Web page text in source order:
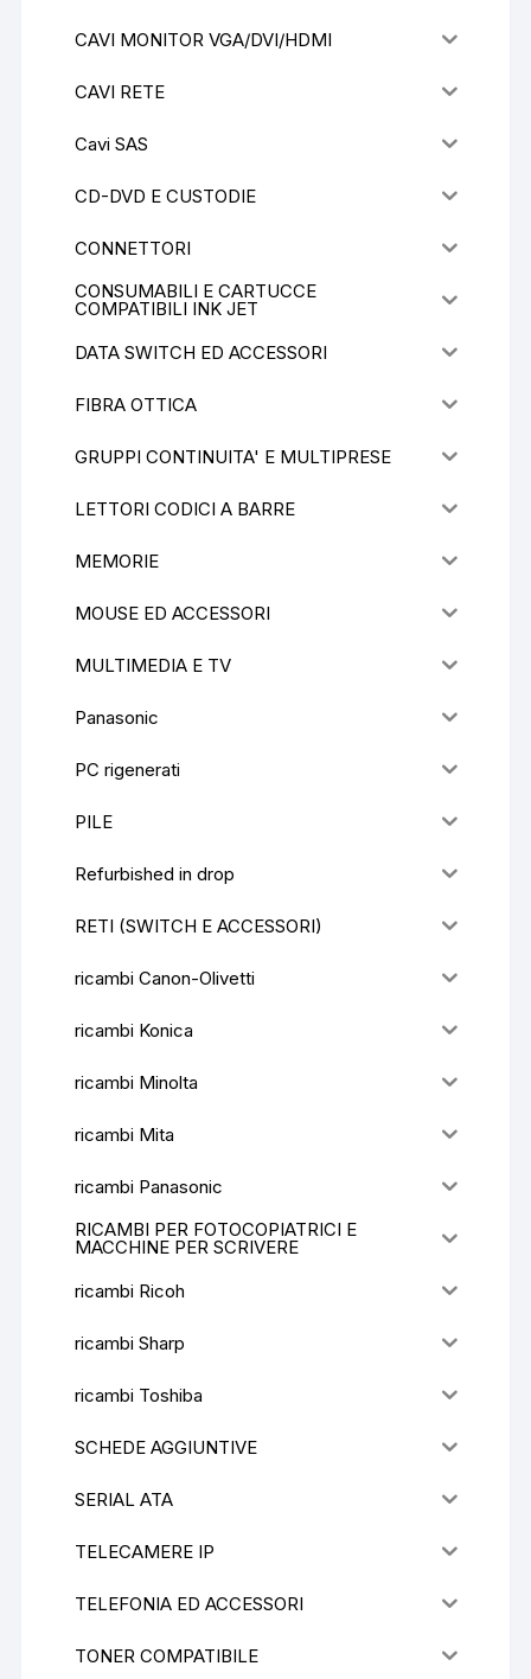
CAVI MONITOR VGA/DVI/HDMI
CAVI RETE
Cavi SAS
CD-DVD E CUSTODIE
CONNETTORI
CONSUMABILI E CARTUCCE
COMPATIBILI INK JET
DATA SWITCH ED ACCESSORI
FIBRA OTTICA
GRUPPI CONTINUITA' E MULTIPRESE
LETTORI CODICI A BARRE
MEMORIE
MOUSE ED ACCESSORI
MULTIMEDIA E TV
Panasonic
PC rigenerati
PILE
Refurbished in drop
RETI (SWITCH E ACCESSORI)
ricambi Canon-Olivetti
ricambi Konica
ricambi Minolta
ricambi Mita
ricambi Panasonic
RICAMBI PER FOTOCOPIATRICI E
MACCHINE PER SCRIVERE
ricambi Ricoh
ricambi Sharp
ricambi Toshiba
SCHEDE AGGIUNTIVE
SERIAL ATA
TELECAMERE IP
TELEFONIA ED ACCESSORI
TONER COMPATIBILE